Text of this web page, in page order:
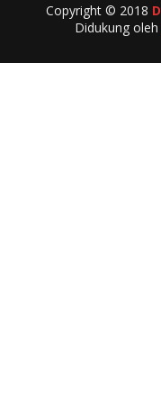
Copyright © 2018
Didukung oleh